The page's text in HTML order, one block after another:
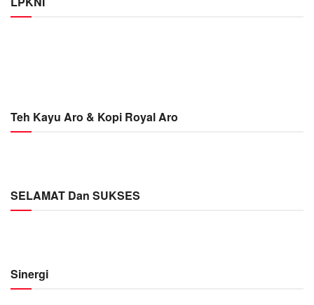
Teh Kayu Aro & Kopi Royal Aro
SELAMAT Dan SUKSES
Sinergi